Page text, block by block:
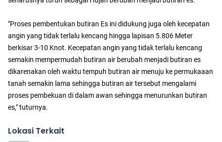
"Proses pembentukan butiran Es ini didukung juga oleh kecepatan
angin yang tidak terlalu kencang hingga lapisan 5.806 Meter
berkisar 3-10 Knot. Kecepatan angin yang tidak terlalu kencang
semakin mempermudah butiran air berubah menjadi butiran es
dikarenakan oleh waktu tempuh butiran air menuju ke permukaaan
tanah semakin lama sehingga butiran air tersebut mengalami
proses pembekuan di dalam awan sehingga menurunkan butiran
es," tuturnya.
Lokasi Terkait